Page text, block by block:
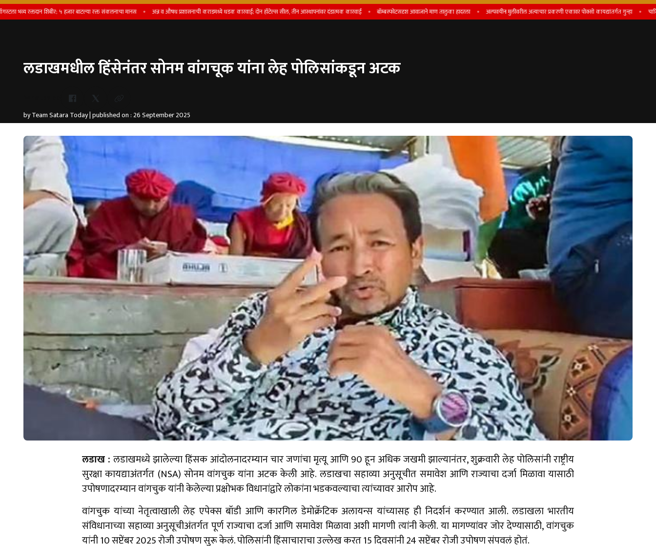
शिबीर; ५ हजार बाटल्या रक्त संकलनाचा मानस अन्न व औषध प्रशासनाची कराडमध्ये धडक कारवाई; दोन हॉटेल्स सील, तीन आस्थापनांवर दंडात्मक कारवाई बॉम्बस्फोटसदृश आवाजाने माण तालुका हादरला अल्पवयीन मुलीवरील अत्याचार प्रकरणी एकावर पोक्सो कायद्यांतर्गत गुन्हा चारित्र्यावर
लडाखमधील हिंसेनंतर सोनम वांगचूक यांना लेह पोलिसांकडून अटक
by Team Satara Today | published on : 26 September 2025
लडाख :लडाखमध्ये झालेल्या हिंसक आंदोलनादरम्यान चार जणांचा मृत्यू आणि 90 हून अधिक जखमी झाल्यानंतर, शुक्रवारी लेह पोलिसांनी राष्ट्रीय
सुरक्षा कायद्याअंतर्गत (NSA) सोनम वांगचुक यांना अटक केली आहे. लडाखचा सहाव्या अनुसूचीत समावेश आणि राज्याचा दर्जा मिळावा यासाठी
उपोषणादरम्यान वांगचुक यांनी केलेल्या प्रक्षोभक विधानांद्वारे लोकांना भडकवल्याचा त्यांच्यावर आरोप आहे.
वांगचुक यांच्या नेतृत्वाखाली लेह एपेक्स बॉडी आणि कारगिल डेमोक्रॅटिक अलायन्स यांच्यासह ही निदर्शनं करण्यात आली. लडाखला भारतीय
संविधानाच्या सहाव्या अनुसूचीअंतर्गत पूर्ण राज्याचा दर्जा आणि समावेश मिळावा अशी मागणी त्यांनी केली. या मागण्यांवर जोर देण्यासाठी, वांगचुक
यांनी 10 सप्टेंबर 2025 रोजी उपोषण सुरू केलं. पोलिसांनी हिंसाचाराचा उल्लेख करत 15 दिवसांनी 24 सप्टेंबर रोजी उपोषण संपवलं होतं.